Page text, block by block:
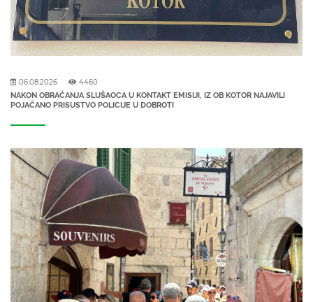
06.08.2026 4460
NAKON OBRAĆANJA SLUŠAOCA U KONTAKT EMISIJI, IZ OB KOTOR NAJAVILI
POJAČANO PRISUSTVO POLICIJE U DOBROTI